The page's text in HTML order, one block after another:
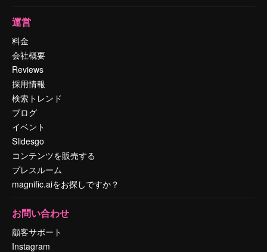
運営
料金
会社概要
Reviews
採用情報
検索トレンド
ブログ
イベント
Slidesgo
コンテンツを販売する
プレスルーム
magnific.aiをお探しですか？
お問い合わせ
顧客サポート
Instagram